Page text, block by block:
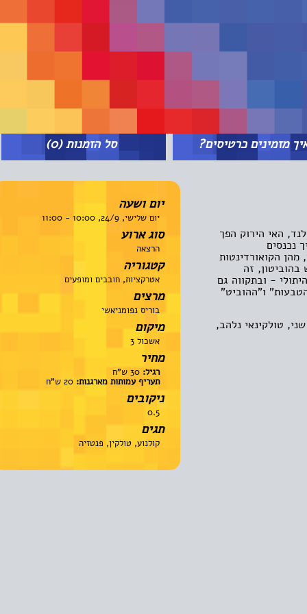
כרטיסים? סל הזמנות(0)
האי הירוק הפך
הקואורדינטות
זה
- ובתקווה גם
ו"ההוביט"
טולקינאי נלהב,
יום ושעה
יום שלישי, 24/9, 10:00 - 11:00
סוג ארוע
הרצאה
קטגוריה
אטרקציות, חובבים ומופעים
מרצים
בוריס נפומניאשי
מיקום
אשכול 3
מחיר
רגיל:30 ש"ח
תעריף עמותות מארגנות:20 ש"ח
ניקובים
תגים
קולנוע, טולקין, פנטזיה